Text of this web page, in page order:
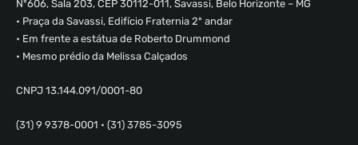
Nº606, Sala 203, CEP 30112-011, Savassi, Belo Horizonte – MG
• Praça da Savassi, Edifício Fraternia 2º andar
• Em frente a estátua de Roberto Drummond
• Mesmo prédio da Melissa Calçados
CNPJ 13.144.091/0001-80
(31) 9 9378-0001 • (31) 3785-3095